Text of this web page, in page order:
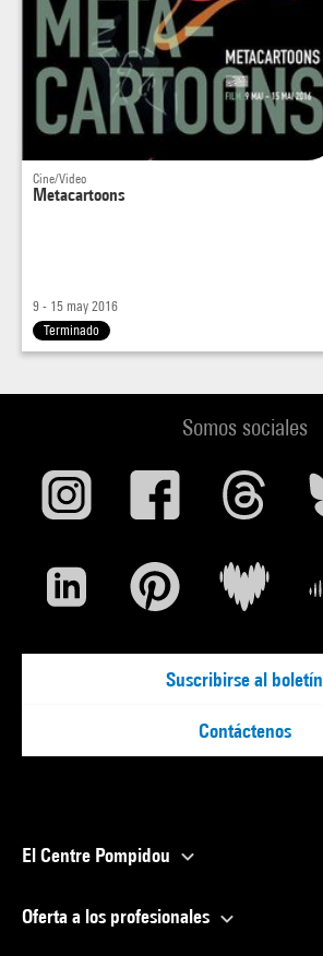
Cine/Video
Metacartoons
9 - 15 may 2016
Terminado
Somos sociales
Suscribirse al boletín
Contáctenos
El Centre Pompidou
Oferta a los profesionales